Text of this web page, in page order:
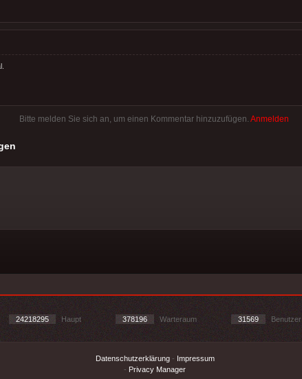
Bitte melden Sie sich an, um einen Kommentar hinzuzufügen. Anmelden
24218295 Haupt 378196 Warteraum 31569 Benutzer
Datenschutzerklärung- Impressum
- Privacy Manager